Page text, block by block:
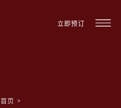
立即预订
首页 >